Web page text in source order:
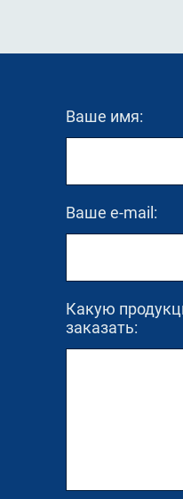
Ваше имя:
Ваше e-mail:
Какую
заказать: